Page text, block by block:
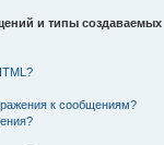
и типы создаваемых
к сообщениям?